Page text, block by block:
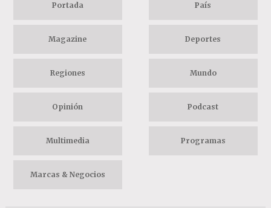
Portada País
Magazine Deportes
Regiones Mundo
Opinión Podcast
Multimedia Programas
Marcas & Negocios